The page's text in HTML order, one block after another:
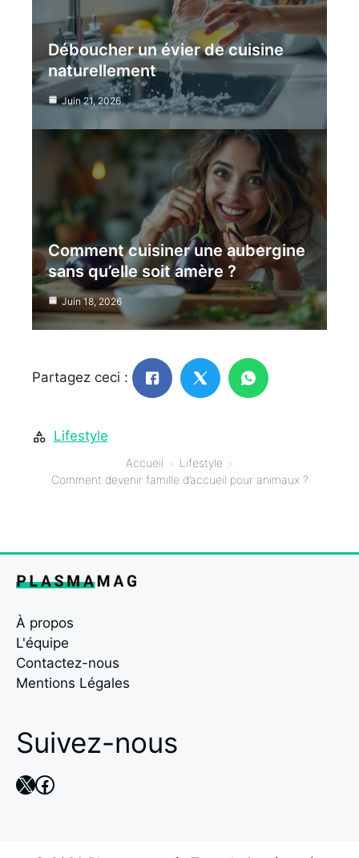
Déboucher un évier de cuisine
naturellement
Juin 21, 2026
Comment cuisiner une aubergine
sans qu’elle soit amère ?
Juin 18, 2026
Partagez ceci :
Lifestyle
Accueil
Lifestyle
Comment devenir famille d’accueil pour animaux ?
À propos
L'équipe
Contactez-nous
Mentions Légales
Suivez-nous
X Facebook